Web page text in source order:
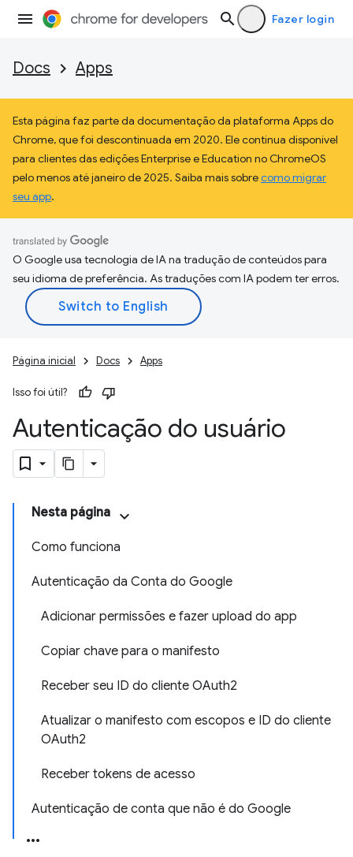
Fazer login
Docs Apps
Esta página faz parte da documentação da plataforma Apps do
Chrome, que foi descontinuada em 2020. Ele continua disponível
para clientes das edições Enterprise e Education no ChromeOS
pelo menos até janeiro de 2025. Saiba mais sobrecomo migrar
seu app.
O Google usa tecnologia de IA na tradução de conteúdos para
seu idioma de preferência. As traduções com IA podem ter erros.
Página inicial Docs Apps
Isso foi útil?
Autenticação do usuário
Nesta página
Como funciona
Autenticação da Conta do Google
Adicionar permissões e fazer upload do app
Copiar chave para o manifesto
Receber seu ID do cliente OAuth2
Atualizar o manifesto com escopos e ID do cliente
OAuth2
Receber tokens de acesso
Autenticação de conta que não é do Google